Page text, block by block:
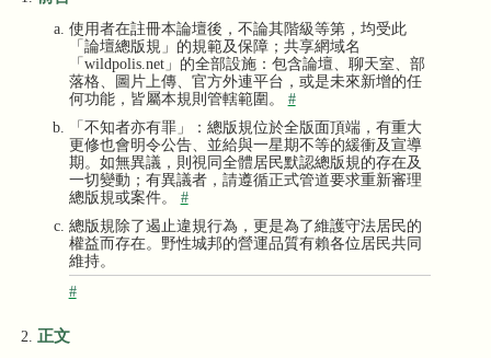
使用者在註冊本論壇後，不論其階級等第，均受此
「論壇總版規」的規範及保障；共享網域名
「wildpolis.net」的全部設施：包含論壇、聊天室、部
落格、圖片上傳、官方外連平台，或是未來新增的任
何功能，皆屬本規則管轄範圍。 #
「不知者亦有罪」：總版規位於全版面頂端，有重大
更修也會明令公告、並給與一星期不等的緩衝及宣導
期。如無異議，則視同全體居民默認總版規的存在及
一切變動；有異議者，請遵循正式管道要求重新審理
總版規或案件。 #
總版規除了遏止違規行為，更是為了維護守法居民的
權益而存在。野性城邦的營運品質有賴各位居民共同
維持。
#
正文